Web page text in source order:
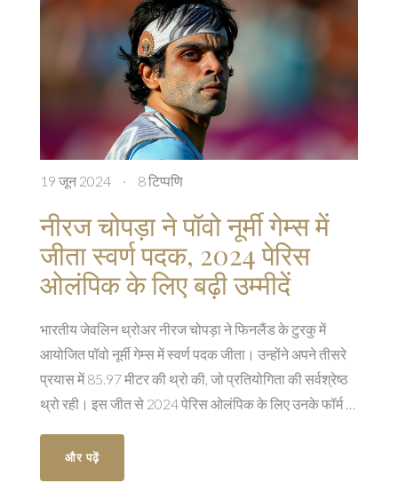
19 जून 2024 · 8 टिप्पणि
नीरज चोपड़ा ने पॉवो नूर्मी गेम्स में
जीता स्वर्ण पदक, 2024 पेरिस
ओलंपिक के लिए बढ़ी उम्मीदें
भारतीय जेवलिन थ्रोअर नीरज चोपड़ा ने फिनलैंड के टुरकु में
आयोजित पॉवो नूर्मी गेम्स में स्वर्ण पदक जीता। उन्होंने अपने तीसरे
प्रयास में 85.97 मीटर की थ्रो की, जो प्रतियोगिता की सर्वश्रेष्ठ
थ्रो रही। इस जीत से 2024 पेरिस ओलंपिक के लिए उनके फॉर्म में
और पढ़ें